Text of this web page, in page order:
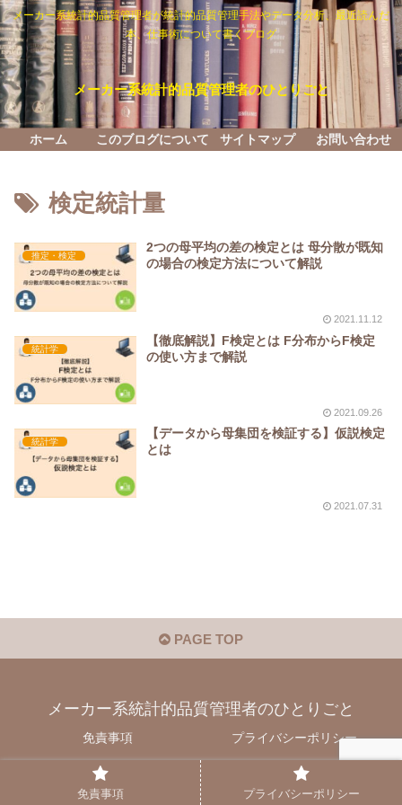
メーカー系統計的品質管理者が統計的品質管理手法やデータ分析、最近読んだ
本、仕事術について書くブログ
メーカー系統計的品質管理者のひとりごと
ホーム このブログについて サイトマップ お問い合わせ
検定統計量
推定・検定
2つの母平均の差の検定とは 母分散が既知
の場合の検定方法について解説
2021.11.12
統計学
【徹底解説】F検定とは F分布からF検定
の使い方まで解説
2021.09.26
統計学
【データから母集団を検証する】仮説検定
とは
2021.07.31
PAGE TOP
メーカー系統計的品質管理者のひとりごと
免責事項 プライバシーポリシー
© 2021 メーカー系統計的品質管理者のひとりごと.
免責事項 プライバシーポリシー